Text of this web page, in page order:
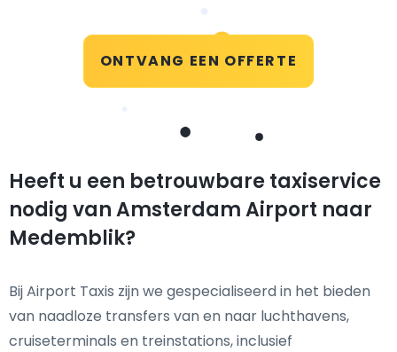
ONTVANG EEN OFFERTE
Heeft u een betrouwbare taxiservice
nodig van Amsterdam Airport naar
Medemblik?
Bij Airport Taxis zijn we gespecialiseerd in het bieden
van naadloze transfers van en naar luchthavens,
cruiseterminals en treinstations, inclusief